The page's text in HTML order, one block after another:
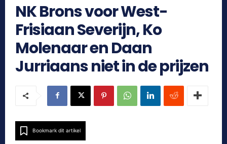
NK Brons voor West-
Frisiaan Severijn, Ko
Molenaar en Daan
Jurriaans niet in de prijzen
Bookmark dit artikel